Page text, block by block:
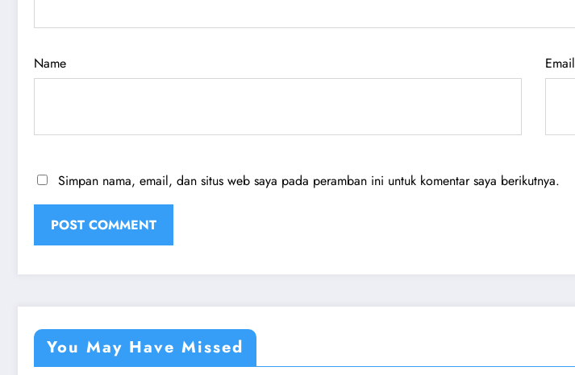
Name Email
Simpan nama, email, dan situs web saya pada peramban ini untuk komentar saya berikutnya.
You May Have Missed